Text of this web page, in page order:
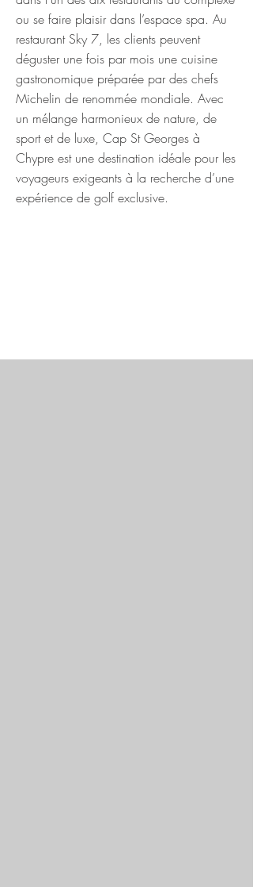
ou se faire plaisir dans l’espace spa. Au
restaurant Sky 7, les clients peuvent
déguster une fois par mois une cuisine
gastronomique préparée par des chefs
Michelin de renommée mondiale. Avec
un mélange harmonieux de nature, de
sport et de luxe, Cap St Georges à
Chypre est une destination idéale pour les
voyageurs exigeants à la recherche d’une
expérience de golf exclusive.